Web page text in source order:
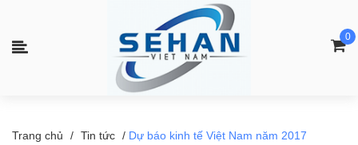
0
Trang chủ / Tin tức / Dự báo kinh tế Việt Nam năm 2017